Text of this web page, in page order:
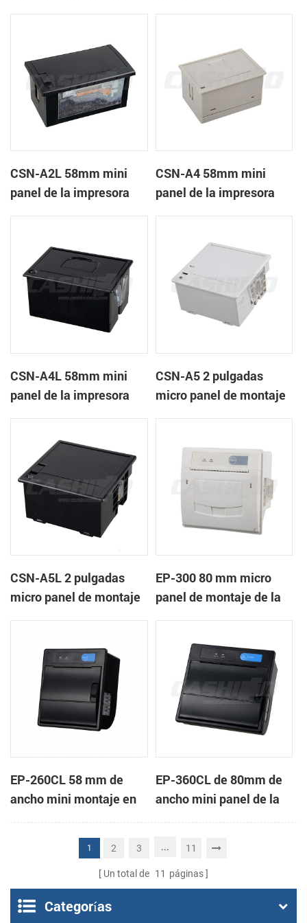
CSN-A2L 58mm mini
panel de la impresora
CSN-A4 58mm mini
panel de la impresora
CSN-A4L 58mm mini
panel de la impresora
CSN-A5 2 pulgadas
micro panel de montaje
CSN-A5L 2 pulgadas
micro panel de montaje
EP-300 80 mm micro
panel de montaje de la
EP-260CL 58 mm de
ancho mini montaje en
panel de la impresora
térmica con auto-
EP-360CL de 80mm de
ancho mini panel de la
impresora térmica con
1 2 3 ... 11
Un total de 11 páginas
Categorías